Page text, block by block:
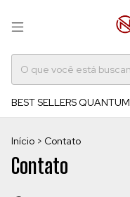
BEST SELLERS QUANTUM
Início > Contato
Contato